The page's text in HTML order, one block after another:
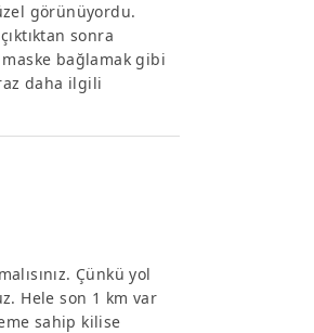
görünüyordu.
sonra
bağlamak gibi
daha ilgili
Çünkü yol
Hele son 1 km var
sahip kilise